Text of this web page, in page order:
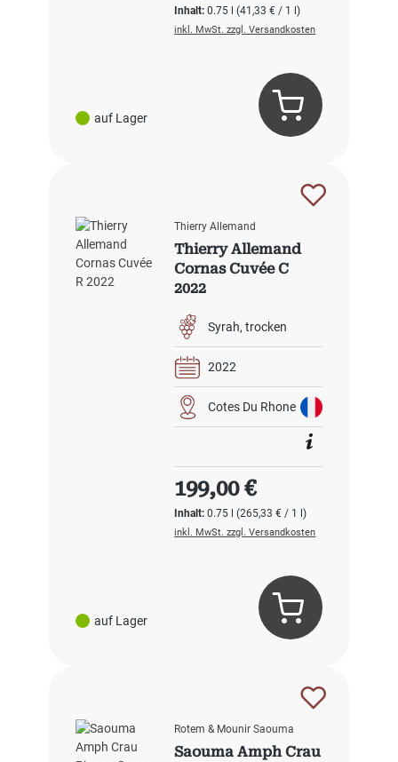
auf Lager
Inhalt:0.75 l(41,33 € / 1 l)
inkl. MwSt. zzgl. Versandkosten
auf Lager
Thierry Allemand
Thierry Allemand
Cornas Cuvée C
2022
Syrah trocken
2022
Cotes Du Rhone
Inhalt:0.75 l(265,33 € / 1 l)
Regulärer Preis:
199,00 €
inkl. MwSt. zzgl. Versandkosten
Rotem & Mounir Saouma
Saouma Amph Crau